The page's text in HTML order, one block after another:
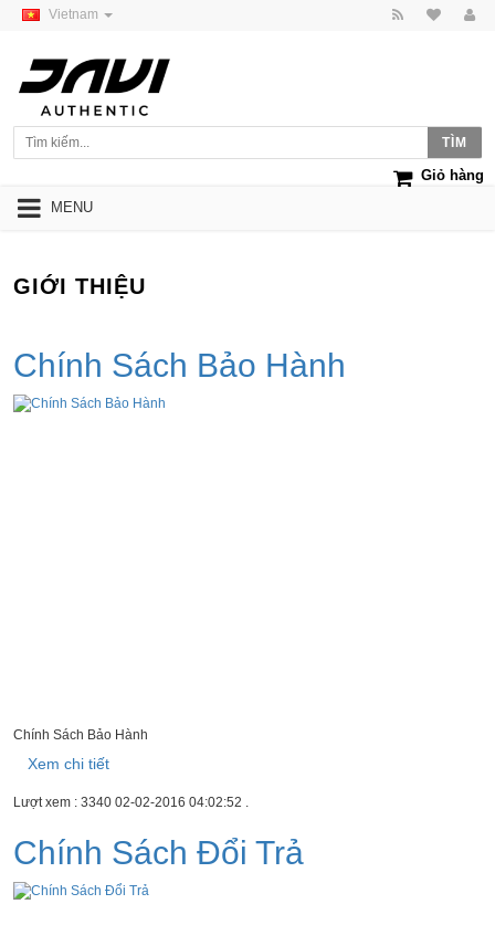
Vietnam
Giỏ hàng
MENU
GIỚI THIỆU
Chính Sách Bảo Hành
Chính Sách Bảo Hành
Xem chi tiết
Lượt xem : 3340 02-02-2016 04:02:52 .
Chính Sách Đổi Trả